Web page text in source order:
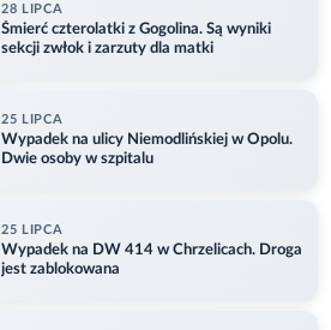
28 LIPCA
Śmierć czterolatki z Gogolina. Są wyniki
sekcji zwłok i zarzuty dla matki
25 LIPCA
Wypadek na ulicy Niemodlińskiej w Opolu.
Dwie osoby w szpitalu
25 LIPCA
Wypadek na DW 414 w Chrzelicach. Droga
jest zablokowana